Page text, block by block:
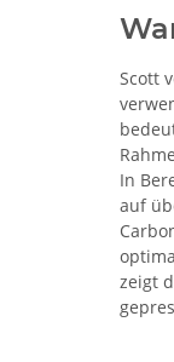
Scott
In
auf
zeigt